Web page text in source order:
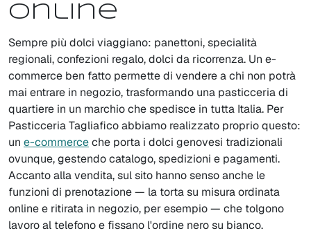
online
Sempre più dolci viaggiano: panettoni, specialità
regionali, confezioni regalo, dolci da ricorrenza. Un e-
commerce ben fatto permette di vendere a chi non potrà
mai entrare in negozio, trasformando una pasticceria di
quartiere in un marchio che spedisce in tutta Italia. Per
Pasticceria Tagliafico abbiamo realizzato proprio questo:
un e-commerceche porta i dolci genovesi tradizionali
ovunque, gestendo catalogo, spedizioni e pagamenti.
Accanto alla vendita, sul sito hanno senso anche le
funzioni di prenotazione — la torta su misura ordinata
online e ritirata in negozio, per esempio — che tolgono
lavoro al telefono e fissano l'ordine nero su bianco.